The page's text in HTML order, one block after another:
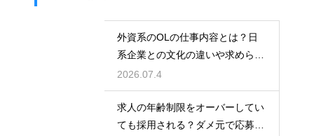
外資系のOLの仕事内容とは？日
系企業との文化の違いや求められ
る英語力とスキル
2026.07.4
求人の年齢制限をオーバーしてい
ても採用される？ダメ元で応募し